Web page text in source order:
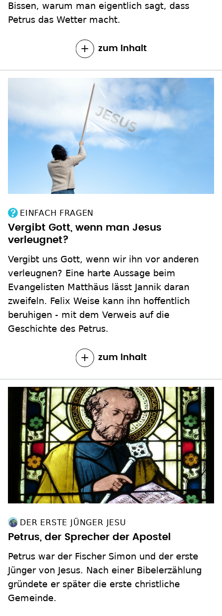
Bissen, warum man eigentlich sagt, dass
Petrus das Wetter macht.
zum Inhalt
EINFACH FRAGEN
Vergibt Gott, wenn man Jesus
verleugnet?
Vergibt uns Gott, wenn wir ihn vor anderen
verleugnen? Eine harte Aussage beim
Evangelisten Matthäus lässt Jannik daran
zweifeln. Felix Weise kann ihn hoffentlich
beruhigen - mit dem Verweis auf die
Geschichte des Petrus.
zum Inhalt
DER ERSTE JÜNGER JESU
Petrus, der Sprecher der Apostel
Petrus war der Fischer Simon und der erste
Jünger von Jesus. Nach einer Bibelerzählung
gründete er später die erste christliche
Gemeinde.